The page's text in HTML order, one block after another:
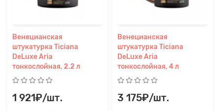
Венецианская
штукатурка Ticiana
DeLuxe Aria
тонкослойная, 2.2 л
1 921₽/шт.
Венецианская
штукатурка Ticiana
DeLuxe Aria
тонкослойная, 4 л
3 175₽/шт.